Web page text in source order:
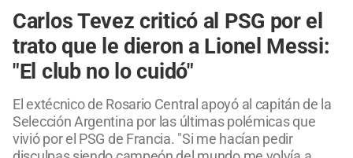
Carlos Tevez criticó al PSG por el
trato que le dieron a Lionel Messi:
"El club no lo cuidó"
El extécnico de Rosario Central apoyó al capitán de la
Selección Argentina por las últimas polémicas que
vivió por el PSG de Francia. "Si me hacían pedir